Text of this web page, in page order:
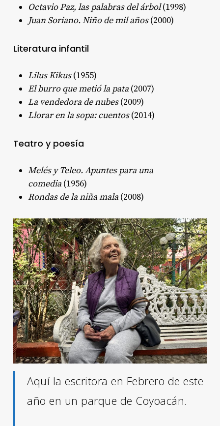
Octavio Paz, las palabras del árbol(1998)
Juan Soriano. Niño de mil años(2000)
Literatura infantil
Lilus Kikus(1955)
El burro que metió la pata(2007)
La vendedora de nubes(2009)
Llorar en la sopa: cuentos(2014)
Teatro y poesía
Melés y Teleo. Apuntes para una
comedia(1956)
Rondas de la niña mala(2008)
Aquí la escritora en Febrero de este
año en un parque de Coyoacán.